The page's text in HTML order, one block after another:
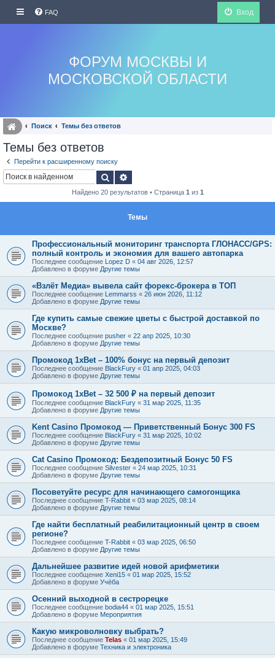
FAQ Вход
ФОРУМ МОСКВЫ И
МОСКОВСКОЙ ОБЛАСТИ
Поиск Темы без ответов
Темы без ответов
Перейти к расширенному поиску
Поиск
Найдено 20 результатов • Страница 1 из 1
Темы
Профессиональный мониторинг транспорта ГЛОНАСС/GPS:
полный контроль и экономия для вашего автопарка
Последнее сообщение Lopez D « 04 авг 2026, 12:57
Добавлено в форуме Другие темы
«Взлёт Медиа» вывела сайт форекс-брокера в ТОП
Последнее сообщение Lemmarss « 26 июн 2026, 11:12
Добавлено в форуме Другие темы
Где купить самые свежие цветы с быстрой доставкой по
Москве?
Последнее сообщение pusher « 22 апр 2025, 10:30
Добавлено в форуме Другие темы
Промокод 1xBet – 100% бонус на первый депозит
Последнее сообщение BlackFury « 01 апр 2025, 04:03
Добавлено в форуме Другие темы
Промокод 1xBet – 32 500 ₽ на первый депозит
Последнее сообщение BlackFury « 31 мар 2025, 11:35
Добавлено в форуме Другие темы
Kent Casino Промокод — Приветственный Бонус 300 FS
Последнее сообщение BlackFury « 31 мар 2025, 10:02
Добавлено в форуме Другие темы
Cat Casino Промокод: Бездепозитный Бонус 50 FS
Последнее сообщение Silvester « 24 мар 2025, 10:31
Добавлено в форуме Другие темы
Посоветуйте ресурс для начинающего самогонщика
Последнее сообщение T-Rabbit « 03 мар 2025, 08:14
Добавлено в форуме Другие темы
Где найти бесплатный реабилитационный центр в своем
регионе?
Последнее сообщение T-Rabbit « 03 мар 2025, 06:50
Добавлено в форуме Другие темы
Дальнейшее развитие идей новой арифметики
Последнее сообщение Xeni15 « 01 мар 2025, 15:52
Добавлено в форуме Учёба
Осенний выходной в сестрорецке
Последнее сообщение bodia44 « 01 мар 2025, 15:51
Добавлено в форуме Мероприятия
Какую микроволновку выбрать?
Последнее сообщение Telas « 01 мар 2025, 15:49
Добавлено в форуме Техника и электроника